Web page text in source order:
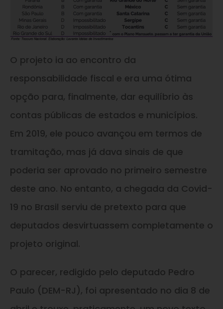
O projeto ia ao encontro da
responsabilidade fiscal e era uma ótima
opção para, finalmente, dar equilíbrio às
contas públicas de estados e municípios.
Em 2019, ele pouco avançou em termos de
tramitação, mas já dava sinais de que
poderia ser aprovado no primeiro semestre
deste ano. No entanto, a chegada da Covid-
19 no Brasil serviu de pretexto para que
deputados desvirtuassem completamente o
projeto original.
O parecer, redigido pelo deputado Pedro
Paulo (DEM-RJ), foi apresentado no dia 8 de